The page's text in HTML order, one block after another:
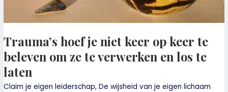
Trauma’s hoef je niet keer op keer te
beleven om ze te verwerken en los te
laten
Claim je eigen leiderschap,De wijsheid van je eigen lichaam
verwerken
te
laten